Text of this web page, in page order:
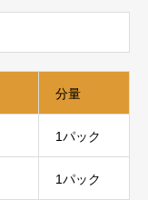
分量
1パック
1パック